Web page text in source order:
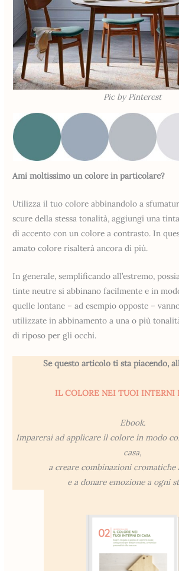
Pic by Pinterest
Ami moltissimo un colore in particolare?
Utilizza il tuo colore abbinandolo a
scure della stessa tonalità, aggiungi una
di accento con un colore a contrasto. In
amato colore risalterà ancora di più.
In generale, semplificando all’estremo,
tinte neutre si abbinano facilmente e in
quelle lontane – ad esempio opposte –
utilizzate in abbinamento a una o più
di riposo per gli occhi.
Se questo articolo ti sta piacendo,
IL COLORE NEI TUOI INTERNI
Ebook.
Imparerai ad applicare il colore in modo
casa,
a creare combinazioni cromatiche
e a donare emozione a ogni